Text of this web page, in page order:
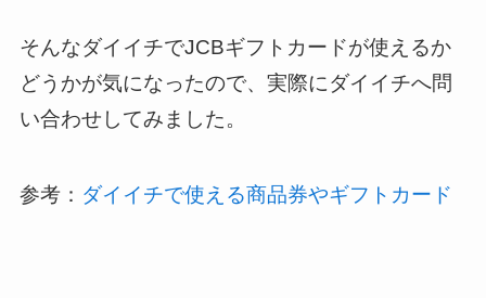
そんなダイイチでJCBギフトカードが使えるか
どうかが気になったので、実際にダイイチへ問
い合わせしてみました。
参考： ダイイチで使える商品券やギフトカード